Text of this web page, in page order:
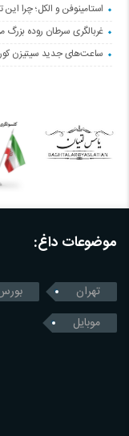
استامینوفن و الکل؛ چرا
غربالگری سرطان روده بزرگ مرگ‌ومیر را
ساعت‌های جدید سیتیزن
موضوعات داغ:
تهران
موبایل